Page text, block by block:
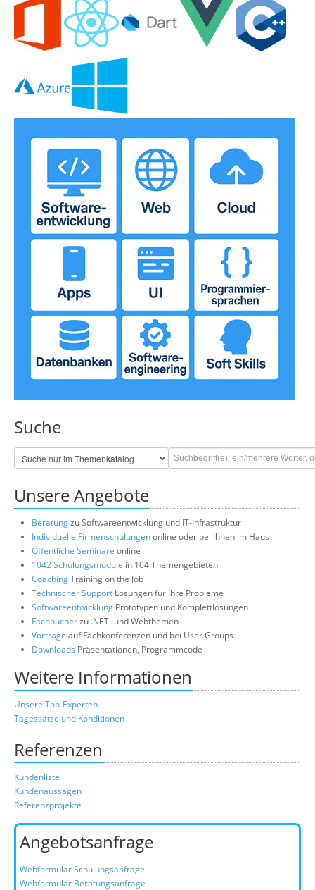
Suche
Unsere Angebote
Beratungzu Softwareentwicklung und IT-Infrastruktur
Individuelle Firmenschulungenonline oder bei Ihnen im Haus
Öffentliche Seminare online
1042 Schulungsmodule in 104 Themengebieten
CoachingTraining on the Job
Technischer Support Lösungen für Ihre Probleme
Softwareentwicklung Prototypen und Komplettlösungen
Fachbücherzu .NET- und Webthemen
Vorträge auf Fachkonferenzen und bei User Groups
Downloads Präsentationen, Programmcode
Weitere Informationen
Unsere Top-Experten
Tagessätze und Konditionen
Referenzen
Kundenliste
Kundenaussagen
Referenzprojekte
Angebotsanfrage
Webformular Schulungsanfrage
Webformular Beratungsanfrage